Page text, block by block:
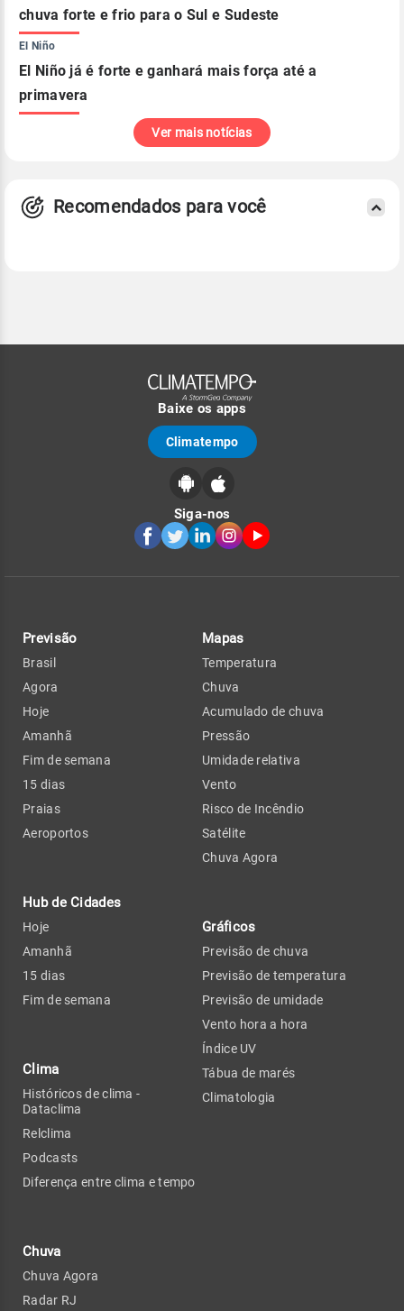
chuva forte e frio para o Sul e Sudeste
El Niño
El Niño já é forte e ganhará mais força até a
primavera
Ver mais notícias
Recomendados para você
Baixe os apps
Climatempo
Siga-nos
Previsão
Brasil
Agora
Hoje
Amanhã
Fim de semana
15 dias
Praias
Aeroportos
Hub de Cidades
Hoje
Amanhã
15 dias
Fim de semana
Clima
Históricos de clima -
Dataclima
Relclima
Podcasts
Diferença entre clima e tempo
Chuva
Chuva Agora
Radar RJ
Mapas
Temperatura
Chuva
Acumulado de chuva
Pressão
Umidade relativa
Vento
Risco de Incêndio
Satélite
Chuva Agora
Gráficos
Previsão de chuva
Previsão de temperatura
Previsão de umidade
Vento hora a hora
Índice UV
Tábua de marés
Climatologia